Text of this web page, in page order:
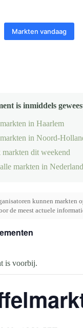
Markten vandaag
is inmiddels
in Haarlem
in Noord-
markten dit weekend
markten in Nederland
kunnen markten
de meest actuele
is voorbij.